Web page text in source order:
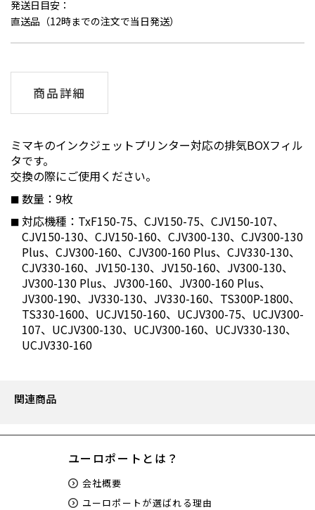
発送日目安：
直送品（12時までの注文で当日発送）
商品詳細
ミマキのインクジェットプリンター対応の排気BOXフィル
タです。
交換の際にご使用ください。
数量：9枚
対応機種：TxF150-75、CJV150-75、CJV150-107、
CJV150-130、CJV150-160、CJV300-130、CJV300-130
Plus、CJV300-160、CJV300-160 Plus、CJV330-130、
CJV330-160、JV150-130、JV150-160、JV300-130、
JV300-130 Plus、JV300-160、JV300-160 Plus、
JV300-190、JV330-130、JV330-160、TS300P-1800、
TS330-1600、UCJV150-160、UCJV300-75、UCJV300-
107、UCJV300-130、UCJV300-160、UCJV330-130、
UCJV330-160
関連商品
ユーロポートとは？
会社概要
ユーロポートが選ばれる理由